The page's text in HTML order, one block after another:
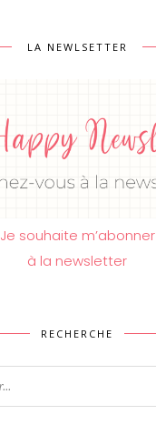
LA NEWLSETTER
Je souhaite m’abonner
à la newsletter
RECHERCHE